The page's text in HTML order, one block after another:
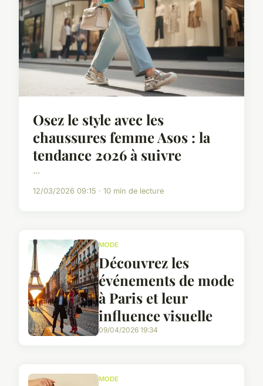
Osez le style avec les
chaussures femme Asos : la
tendance 2026 à suivre
...
12/03/2026 09:15 · 10 min de lecture
MODE
Découvrez les
événements de mode
à Paris et leur
influence visuelle
09/04/2026 19:34
MODE